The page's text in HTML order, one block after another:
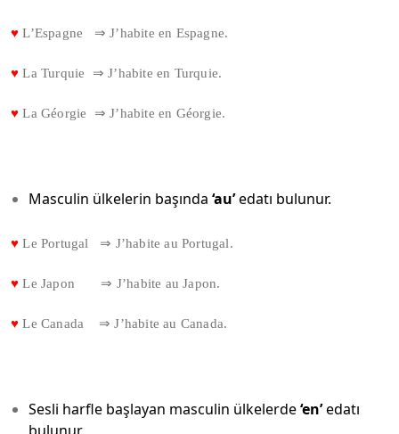
♥ L’Espagne ⇒ J’habite en Espagne.
♥ La Turquie ⇒ J’habite en Turquie.
♥ La Géorgie ⇒ J’habite en Géorgie.
Masculin ülkelerin başında ‘au’edatı bulunur.
♥ Le Portugal ⇒ J’habite au Portugal.
♥ Le Japon ⇒ J’habite au Japon.
♥ Le Canada ⇒ J’habite au Canada.
Sesli harfle başlayan masculin ülkelerde‘en’edatı